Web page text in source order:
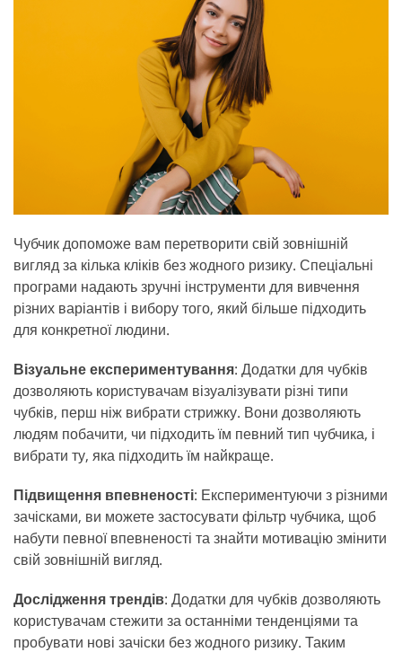
Чубчик допоможе вам перетворити свій зовнішній
вигляд за кілька кліків без жодного ризику. Спеціальні
програми надають зручні інструменти для вивчення
різних варіантів і вибору того, який більше підходить
для конкретної людини.
Візуальне експериментування: Додатки для чубків
дозволяють користувачам візуалізувати різні типи
чубків, перш ніж вибрати стрижку. Вони дозволяють
людям побачити, чи підходить їм певний тип чубчика, і
вибрати ту, яка підходить їм найкраще.
Підвищення впевненості: Експериментуючи з різними
зачісками, ви можете застосувати фільтр чубчика, щоб
набути певної впевненості та знайти мотивацію змінити
свій зовнішній вигляд.
Дослідження трендів: Додатки для чубків дозволяють
користувачам стежити за останніми тенденціями та
пробувати нові зачіски без жодного ризику. Таким